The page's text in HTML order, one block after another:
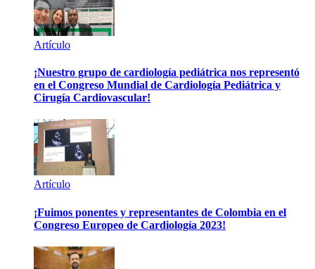
Artículo
¡Nuestro grupo de cardiología pediátrica nos representó
en el Congreso Mundial de Cardiología Pediátrica y
Cirugía Cardiovascular!
Artículo
¡Fuimos ponentes y representantes de Colombia en el
Congreso Europeo de Cardiología 2023!